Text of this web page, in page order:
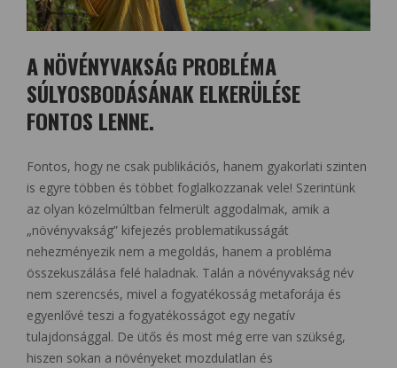
A NÖVÉNYVAKSÁG PROBLÉMA
SÚLYOSBODÁSÁNAK ELKERÜLÉSE
FONTOS LENNE.
Fontos, hogy ne csak publikációs, hanem gyakorlati szinten
is egyre többen és többet foglalkozzanak vele! Szerintünk
az olyan közelmúltban felmerült aggodalmak, amik a
„növényvakság” kifejezés problematikusságát
nehezményezik nem a megoldás, hanem a probléma
összekuszálása felé haladnak. Talán a növényvakság név
nem szerencsés, mivel a fogyatékosság metaforája és
egyenlővé teszi a fogyatékosságot egy negatív
tulajdonsággal. De ütős és most még erre van szükség,
hiszen sokan a növényeket mozdulatlan és